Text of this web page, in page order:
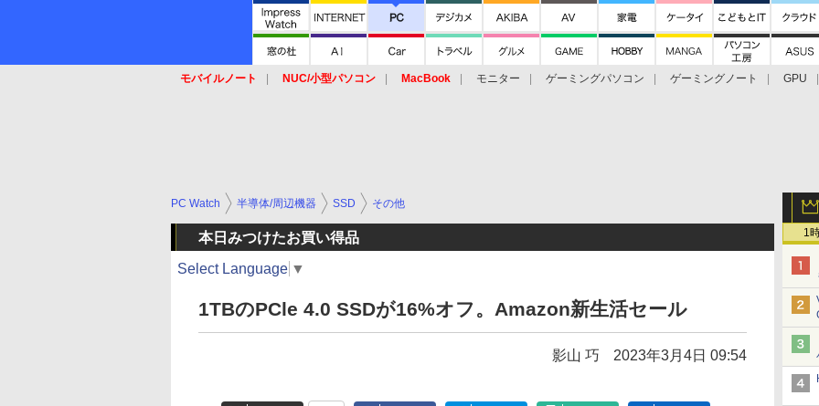
モバイルノート NUC/小型パソコン MacBook モニター ゲーミングパソコン ゲーミングノート
GPU
1
PC Watch 半導体/周辺機器 SSD その他
本日みつけたお買い得品
Select Language ▼
1TBのPCle 4.0 SSDが16%オフ。Amazon新生活セール
影山 巧 2023年3月4日 09:54